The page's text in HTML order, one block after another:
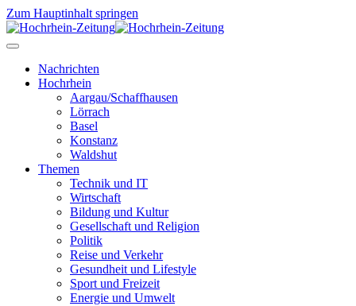
Zum Hauptinhalt springen
Nachrichten
Hochrhein
Aargau/Schaffhausen
Lörrach
Basel
Konstanz
Waldshut
Themen
Technik und IT
Wirtschaft
Bildung und Kultur
Gesellschaft und Religion
Politik
Reise und Verkehr
Gesundheit und Lifestyle
Sport und Freizeit
Energie und Umwelt